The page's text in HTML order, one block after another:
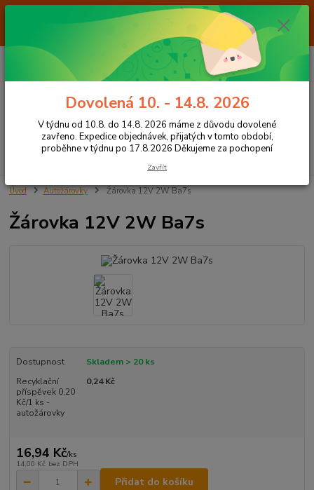
Od 7.8. do 14.8. 2026 máme z důvodu dovolené ZAVŘENO. Expedice
objednávek, přijatých v tomto období, proběhne v týdnu po 17.8.2026
Děkujeme za pochopení
CZK
Hledat
+420 605 283 713
za0,00 Kč
Úvod Autožárovky Žárovka 12V 2W Ba7s
Žárovka 12V 2W Ba7s
Dostupnost
Skladem > 20 ks
Recyklační
příspěvek 0,20
Kč/1 ks -
autožárovky
0,24 Kč
16,94 Kč/ks
14,00 Kč bez DPH
Přidat do košíku
Dovolená 10. - 14.8. 2026
V týdnu od 10.8. do 14.8. 2026 máme z důvodu dovolené
zavřeno. Expedice objednávek, přijatých v tomto období,
proběhne v týdnu po 17.8.2026 Děkujeme za pochopení
Zavřít